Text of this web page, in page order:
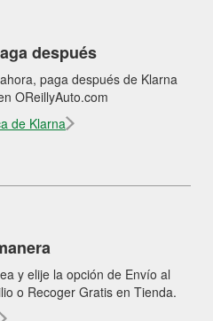
después
paga después de Klarna
OReillyAuto.com
de Klarna
y elije la opción de Envío al
o Recoger Gratis en Tienda.